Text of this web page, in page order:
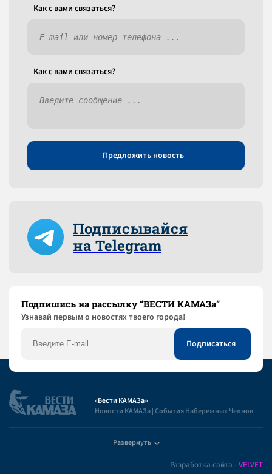
Как c вами связаться?
Как c вами связаться?
Предложить новость
Подписывайся
на Telegram
Подпишись на рассылку “ВЕСТИ КАМАЗа”
Узнaвай первым о новостях твоего города!
«Вести КАМАЗа»
Новости КАМАЗа | События Набережных Челнов
Развернуть
Разработка сайта -VELVET